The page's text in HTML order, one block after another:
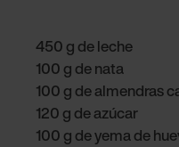
450 g de leche
100 g de nata
100 g de almendras
120 g de azúcar
100 g de yema de